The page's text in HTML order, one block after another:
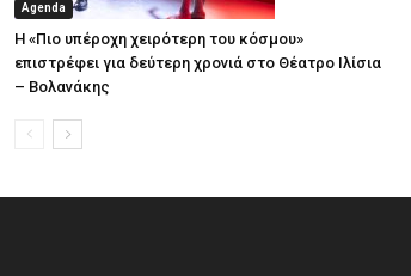
Agenda
Η «Πιο υπέροχη χειρότερη του κόσμου»
επιστρέφει για δεύτερη χρονιά στο Θέατρο Ιλίσια
– Βολανάκης